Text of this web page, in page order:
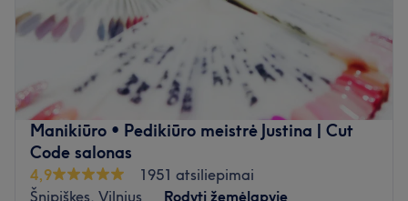
Palepinkite savo nagus ShižaNails salone, kuris yra
įsikūręs Vilniuje. Manikiūras, gelinis nagų lakavimas bei
nagų priauginimas - tai tik kelios šio puikaus nagų salono
siūlomų paslaugų.
Artimiausias viešasis transportas:
Saloną yra lengva pasiekti autobusais: 1G, 2G, 3G, 10,
24, 26, 34, 35, 36, 48, 49, 50, 55, 65, 66, 69, 76, 87, 121
Manikiūro • Pedikiūro meistrė Justina | Cut
Code salonas
4,9
1951 atsiliepimai
Šnipiškes, Vilnius
Rodyti žemėlapyje